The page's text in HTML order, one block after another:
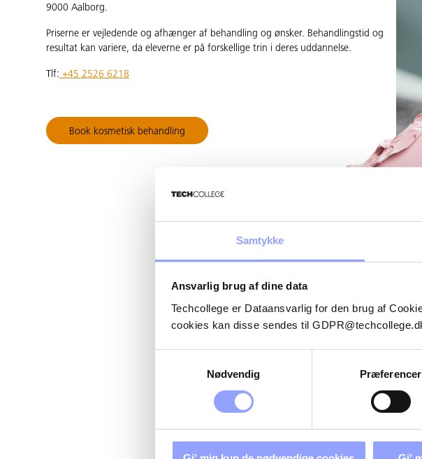
Samtykke
Ansvarlig brug af dine data
Techcollege er Dataansvarlig for den brug af
cookies kan disse sendes til
Nødvendig
Præferencer
9000 Aalborg.
Priserne er vejledende og afhænger af behandling og ønsker. Behandlingstid og
resultat kan variere, da eleverne er på forskellige trin i deres uddannelse.
Tlf: +45 2526 6218
Book kosmetisk behandling